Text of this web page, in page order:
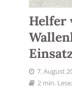
Helfer
7. August
2 min.